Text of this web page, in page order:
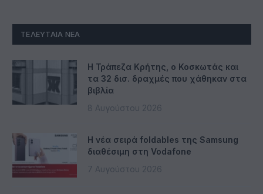
ΤΕΛΕΥΤΑΊΑ ΝΈΑ
Η Τράπεζα Κρήτης, ο Κοσκωτάς και
τα 32 δισ. δραχμές που χάθηκαν στα
βιβλία
8 Αυγούστου 2026
Η νέα σειρά foldables της Samsung
διαθέσιμη στη Vodafone
7 Αυγούστου 2026